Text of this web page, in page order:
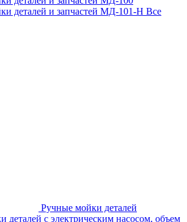
деталей и запчастей МД-101-Н Все
Ручные мойки деталей
деталей с электрическим насосом, объем